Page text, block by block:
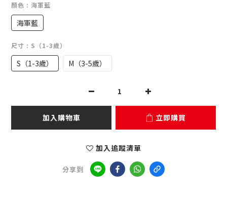
顏色 : 海軍藍
海軍藍
尺寸 : S（1-3歲）
S（1-3歲） M（3-5歲）
加入購物車 立即購買
加入追蹤清單
分享到